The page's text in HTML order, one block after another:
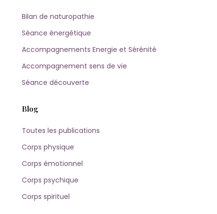
Bilan de naturopathie
Séance énergétique
Accompagnements Energie et Sérénité
Accompagnement sens de vie
Séance découverte
Blog
Toutes les publications
Corps physique
Corps émotionnel
Corps psychique
Corps spirituel